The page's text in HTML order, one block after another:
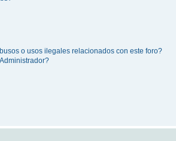
o usos ilegales relacionados con este foro?